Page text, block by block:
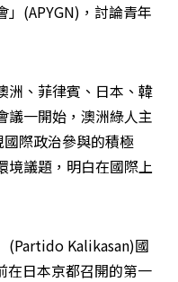
(APYGN)，討論青年
洲、菲律賓、日本、韓
議一開始，澳洲綠人主
際政治參與的積極
境議題，明白在國際上
(Partido Kalikasan)國
在日本京都召開的第一